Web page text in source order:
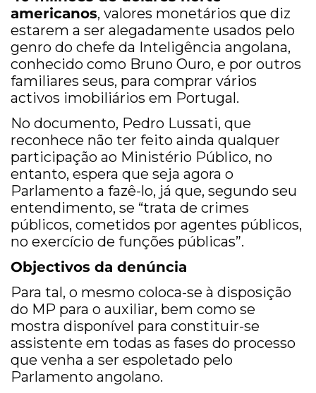
americanos, valores monetários que diz
estarem a ser alegadamente usados pelo
genro do chefe da Inteligência angolana,
conhecido como Bruno Ouro, e por outros
familiares seus, para comprar vários
activos imobiliários em Portugal.
No documento, Pedro Lussati, que
reconhece não ter feito ainda qualquer
participação ao Ministério Público, no
entanto, espera que seja agora o
Parlamento a fazê-lo, já que, segundo seu
entendimento, se “trata de crimes
públicos, cometidos por agentes públicos,
no exercício de funções públicas”.
Objectivos da denúncia
Para tal, o mesmo coloca-se à disposição
do MP para o auxiliar, bem como se
mostra disponível para constituir-se
assistente em todas as fases do processo
que venha a ser espoletado pelo
Parlamento angolano.